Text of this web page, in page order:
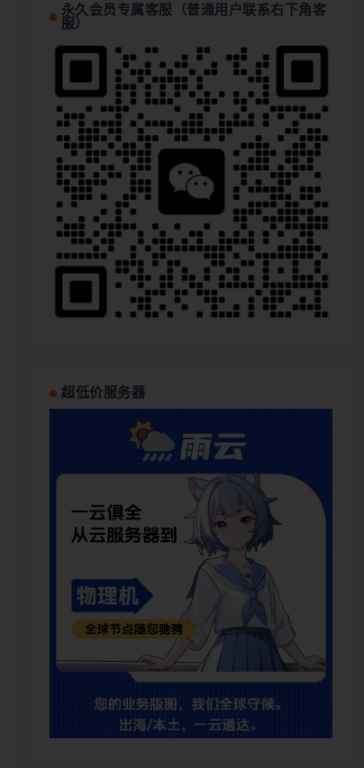
永久会员专属客服（普通用户联系右下角客
服）
超低价服务器